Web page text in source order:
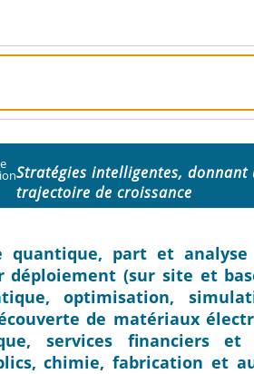
Stratégies intelligentes, donnant
trajectoire de croissance
quantique, part et
(sur site et
optimisation,
de matériaux
services financiers et
chimie, fabrication et